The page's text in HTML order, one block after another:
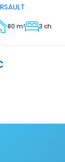
80 m² 3 ch.